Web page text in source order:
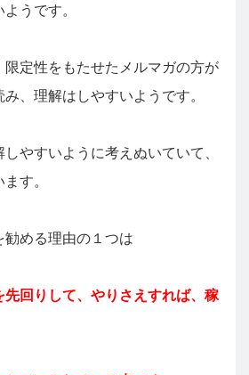
うです。
限定性をもたせたメルマガの方が
、理解はしやすいようです。
やすいように考えぬいていて、
す。
める理由の１つは
先回りして、やりさえすれば、稼